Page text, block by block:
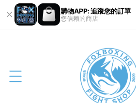
購物APP: 追蹤您的訂單
您信賴的商店